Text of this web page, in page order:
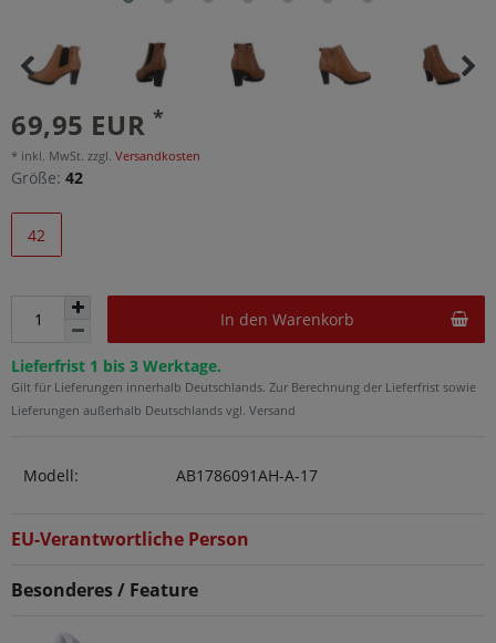
69,95 EUR *
* inkl. MwSt. zzgl. Versandkosten
Größe: 42
42
In den Warenkorb
Lieferfrist 1 bis 3 Werktage.
Gilt für Lieferungen innerhalb Deutschlands. Zur Berechnung der Lieferfrist sowie
Lieferungen außerhalb Deutschlands vgl. Versand
Modell: AB1786091AH-A-17
EU-Verantwortliche Person
Besonderes / Feature